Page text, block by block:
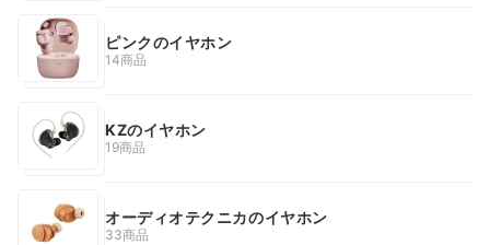
ピンクのイヤホン
14商品
KZのイヤホン
19商品
オーディオテクニカのイヤホン
33商品